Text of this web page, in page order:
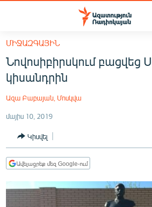
Մատչելիության
հիմնական
բովանդակությանը
Անցնել
հիմնական
մենյուին
ՀԱՅԱՍՏԱՆ
ՔԱՂԱՔԱԿԱՆ
ԸՆՏՐՈՒԹՅՈՒՆՆԵՐ 2026
ԻՐԱՎՈՒՆՔ
ՀԱՍԱՐԱԿՈՒԹՅՈՒՆ
ՏՆՏԵՍՈՒԹՅՈՒՆ
ՊԱՏԵՐԱԶՄԻ 6 ՇԱԲԱԹՆԵՐԸ
ՄԻՋԱԶԳԱՅԻՆ
Նովոսիբիրսկում բացվեց
կիսանդրին
Ազա Բաբայան, Մոսկվա
մայիս 10, 2019
Կիսվել
Ավելացրեք մեզ Google-ում